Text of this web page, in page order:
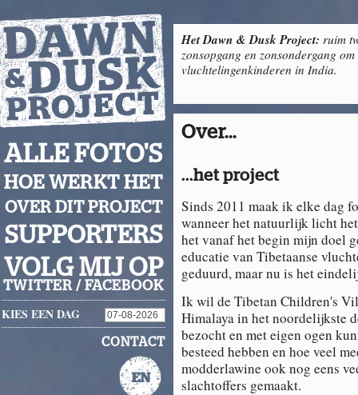
Het Dawn & Dusk Project: ruim
zonsopgang en zonsondergang
vluchtelingenkinderen in India.
ALLE FOTO'S
HOE WERKT HET
OVER DIT PROJECT
SUPPORTERS
VOLG MIJ OP
TWITTER / FACEBOOK
KIES EEN DAG
CONTACT
Over...
...het project
Sinds 2011 maak ik elke dag
wanneer het natuurlijk licht
het vanaf het begin mijn doel
educatie van Tibetaanse
geduurd, maar nu is het
Ik wil de Tibetan Children's
Himalaya in het noordelijkste
bezocht en met eigen ogen
besteed hebben en hoe veel
modderlawine ook nog eens
slachtoffers gemaakt.